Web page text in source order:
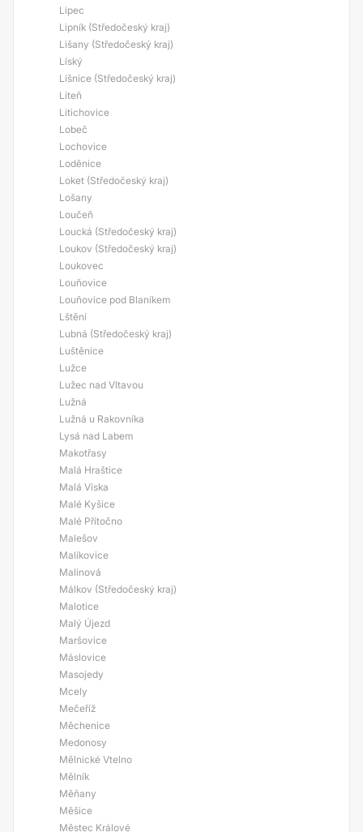
Lipec
Lipník (Středočeský kraj)
Lišany (Středočeský kraj)
Líský
Líšnice (Středočeský kraj)
Liteň
Litichovice
Lobeč
Lochovice
Loděnice
Loket (Středočeský kraj)
Lošany
Loučeň
Loucká (Středočeský kraj)
Loukov (Středočeský kraj)
Loukovec
Louňovice
Louňovice pod Blaníkem
Lštění
Lubná (Středočeský kraj)
Luštěnice
Lužce
Lužec nad Vltavou
Lužná
Lužná u Rakovníka
Lysá nad Labem
Makotřasy
Malá Hraštice
Malá Víska
Malé Kyšice
Malé Přítočno
Malešov
Malíkovice
Malinová
Málkov (Středočeský kraj)
Malotice
Malý Újezd
Maršovice
Máslovice
Masojedy
Mcely
Mečeříž
Měchenice
Medonosy
Mělnické Vtelno
Mělník
Měňany
Měšice
Městec Králové